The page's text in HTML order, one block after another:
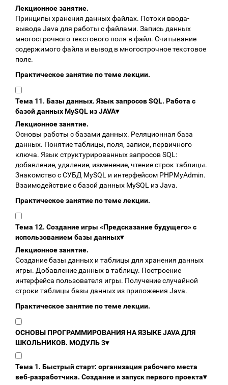
Лекционное занятие.
Принципы хранения данных файлах. Потоки ввода-
вывода Java для работы с файлами. Запись данных
многострочного текстового поля в файл. Считывание
содержимого файла и вывод в многострочное текстовое
поле.
Практическое занятие по теме лекции.
Тема 11. Базы данных. Язык запросов SQL. Работа с
базой данных MySQL из JAVA▾
Лекционное занятие.
Основы работы с базами данных. Реляционная база
данных. Понятие таблицы, поля, записи, первичного
ключа. Язык структурированных запросов SQL:
добавление, удаление, изменение, чтение строк таблицы.
Знакомство с СУБД MySQL и интерфейсом PHPMyAdmin.
Взаимодействие с базой данных MySQL из Java.
Практическое занятие по теме лекции.
Тема 12. Создание игры «Предсказание будущего» с
использованием базы данных▾
Лекционное занятие.
Создание базы данных и таблицы для хранения данных
игры. Добавление данных в таблицу. Построение
интерфейса пользователя игры. Получение случайной
строки таблицы базы данных из приложения Java.
Практическое занятие по теме лекции.
ОСНОВЫ ПРОГРАММИРОВАНИЯ НА ЯЗЫКЕ JAVA ДЛЯ
ШКОЛЬНИКОВ. МОДУЛЬ 3▾
Тема 1. Быстрый старт: организация рабочего места
веб-разработчика. Создание и запуск первого проекта▾